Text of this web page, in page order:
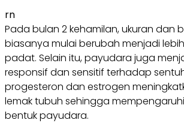
rn
Pada bulan 2 kehamilan, ukuran dan
biasanya mulai berubah menjadi
padat. Selain itu, payudara juga
responsif dan sensitif terhadap
progesteron dan estrogen
lemak tubuh sehingga
bentuk payudara.